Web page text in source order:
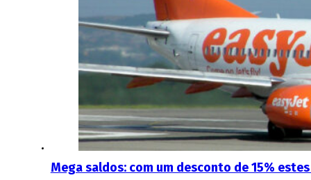
Mega saldos: com um desconto de 15%